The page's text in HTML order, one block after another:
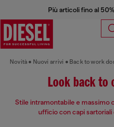
Più articoli fino al
Novità Nuovi arrivi Back to work
Look back to
Stile intramontabile e massimo
ufficio con capi sartoriali